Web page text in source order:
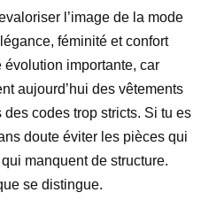
l’image de la mode
féminité et confort
évolution importante, car
aujourd’hui des vêtements
codes trop stricts. Si tu es
doute éviter les pièces qui
manquent de structure.
se distingue.